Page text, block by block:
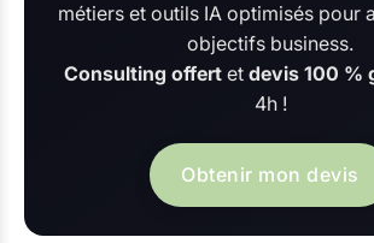
métiers et outils IA optimisés pour
objectifs business.
Consulting offert et devis 100 %
4h !
Obtenir mon devis